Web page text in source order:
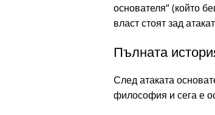
основателя (който
власт стоят зад
Пълната
След атаката
философия и сега е